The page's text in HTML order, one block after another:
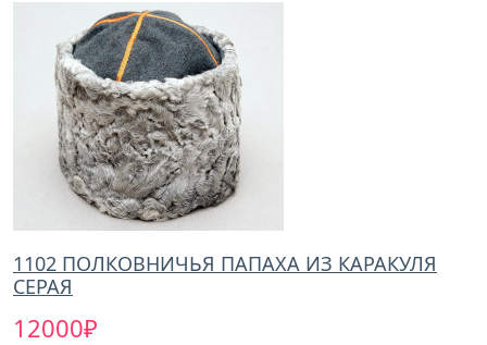
1102 ПОЛКОВНИЧЬЯ ПАПАХА ИЗ КАРАКУЛЯ
СЕРАЯ
12000₽